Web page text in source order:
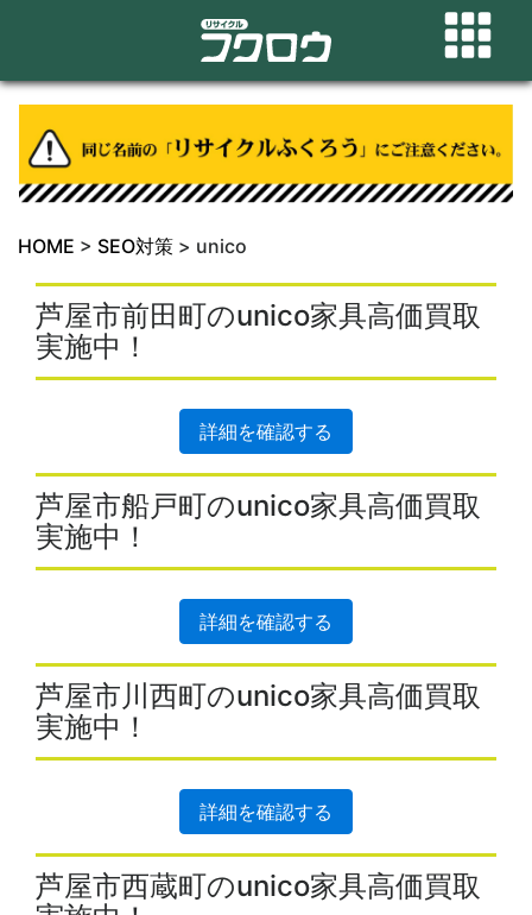
HOME > SEO対策 > unico
芦屋市前田町のunico家具高価買取
実施中！
詳細を確認する
芦屋市船戸町のunico家具高価買取
実施中！
詳細を確認する
芦屋市川西町のunico家具高価買取
実施中！
詳細を確認する
芦屋市西蔵町のunico家具高価買取